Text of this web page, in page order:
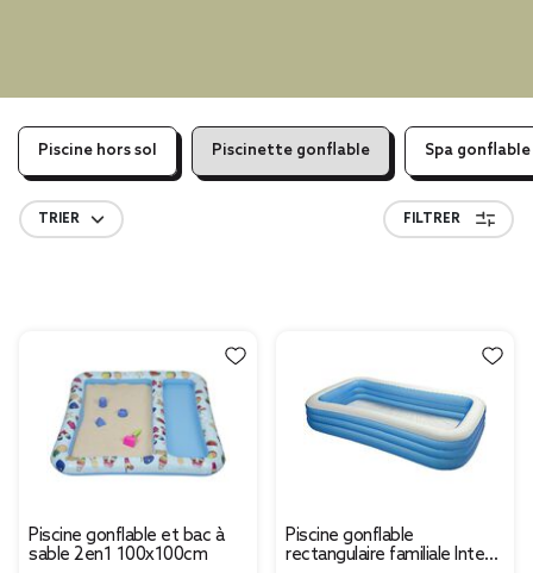
Piscine hors sol Piscinette gonflable Spa
TRIER FILTRER
Piscine gonflable et bac à
sable 2en1 100x100cm
Piscine gonflable
rectangulaire familiale Intex